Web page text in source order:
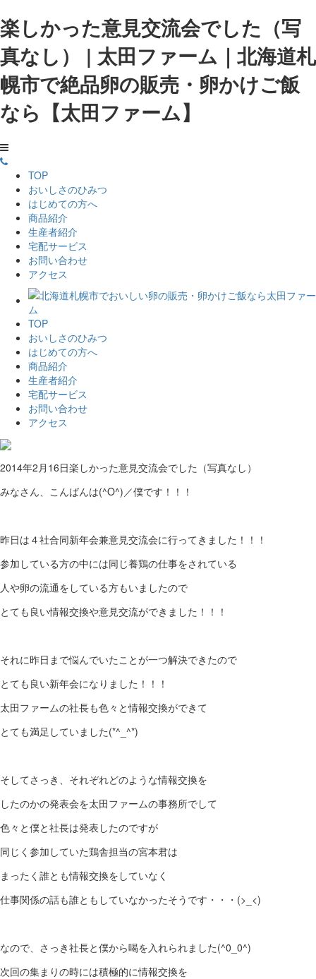
楽しかった意見交流会でした（写
真なし） | 太田ファーム｜北海道札
幌市で絶品卵の販売・卵かけご飯
なら【太田ファーム】
TOP
おいしさのひみつ
はじめての方へ
商品紹介
生産者紹介
宅配サービス
お問い合わせ
アクセス
TOP
おいしさのひみつ
はじめての方へ
商品紹介
生産者紹介
宅配サービス
お問い合わせ
アクセス
2014年2月16日楽しかった意見交流会でした（写真なし）
みなさん、こんばんは(^O^)／僕です！！！
昨日は４社合同新年会兼意見交流会に行ってきました！！！
参加している方の中には同じ養鶏の仕事をされている
人や卵の流通をしている方もいましたので
とても良い情報交換や意見交流ができました！！！
それに昨日まで悩んでいたことが一つ解決できたので
とても良い新年会になりました！！！
太田ファームの社長も色々と情報交換ができて
とても満足していました(*^_^*)
そしてさっき、それぞれどのような情報交換を
したのかの発表会を太田ファームの事務所でして
色々と僕と社長は発表したのですが
同じく参加していた鶏舎担当の宮本君は
まったく誰とも情報交換をしていなく
仕事関係の話も誰ともしていなかったそうです・・・(>_<)
なので、さっき社長と僕から喝を入れられました(^0_0^)
次回の集まりの時には積極的に情報交換を